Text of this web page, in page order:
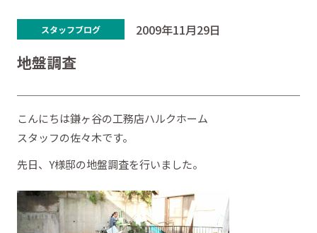
スタッフブログ 2009年11月29日
地盤調査
こんにちは鎌ヶ谷の工務店ハルクホーム
スタッフの佐々木です。
先日、Y様邸の地盤調査を行いました。